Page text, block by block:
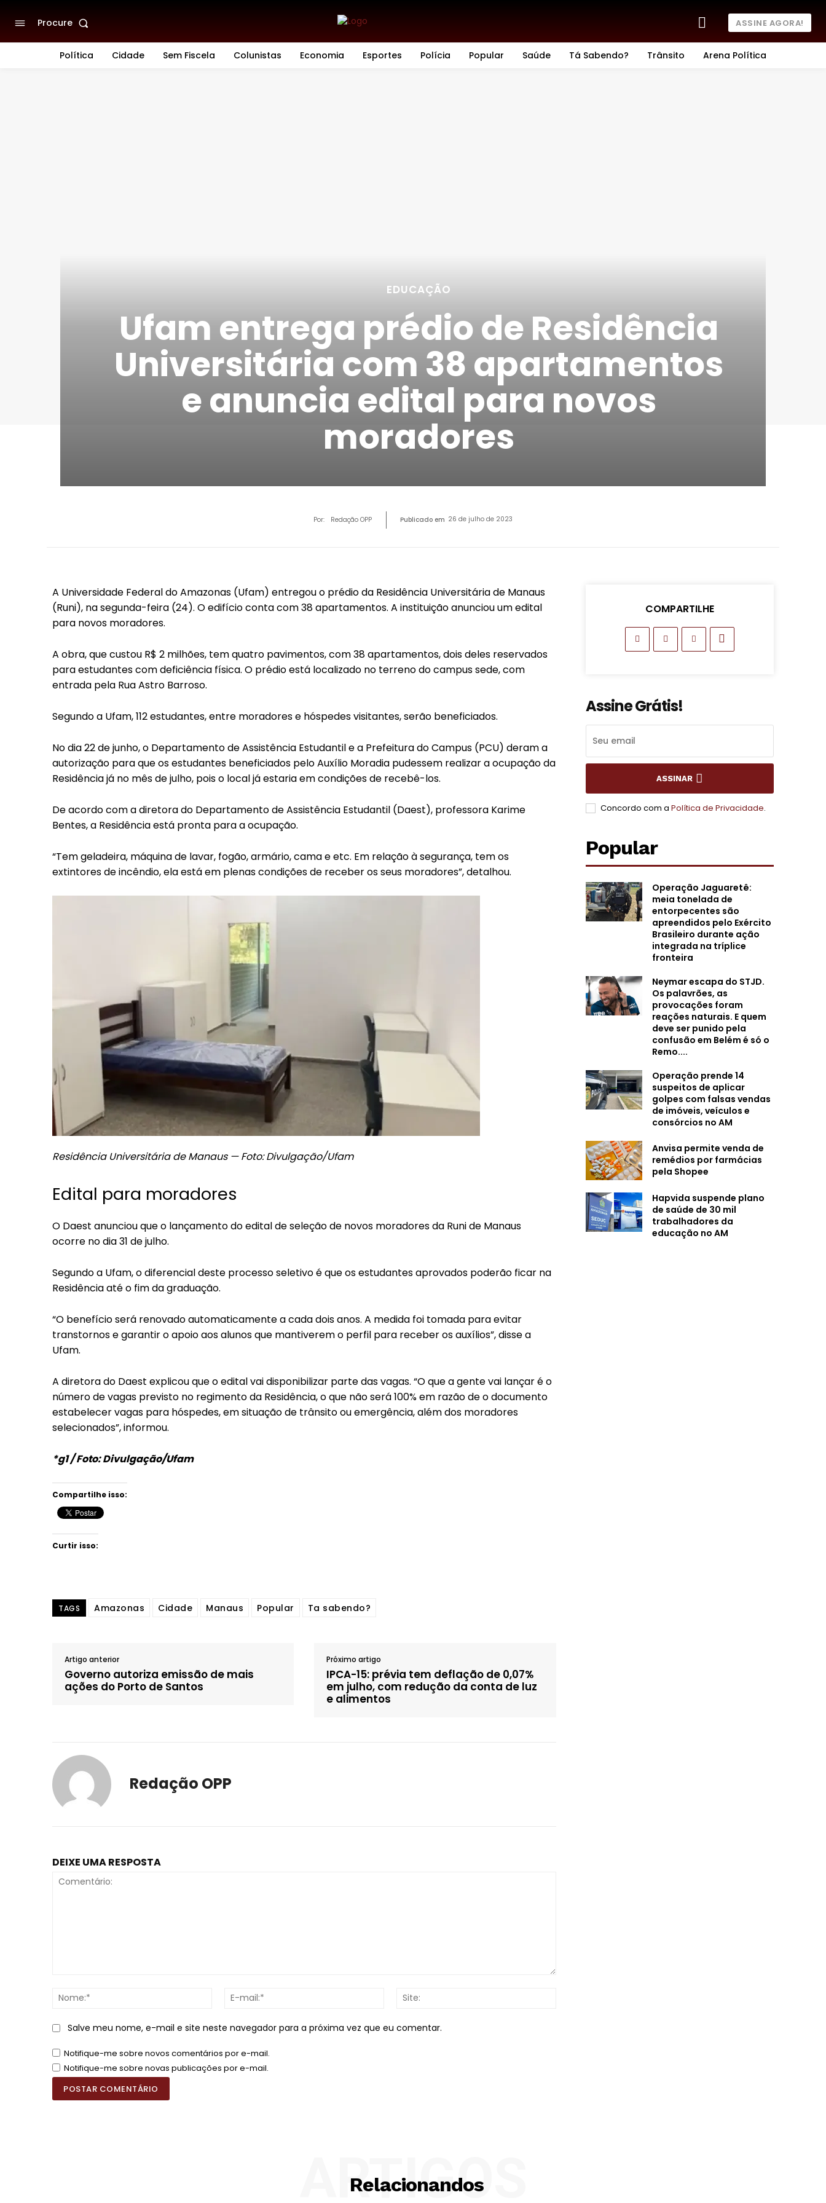
Procure ASSINE AGORA!
Política Cidade Sem Fiscela Colunistas Economia Esportes Polícia Popular Saúde Tá Sabendo? Trânsito Arena Política
EDUCAÇÃO
Ufam entrega prédio de Residência
Universitária com 38 apartamentos
e anuncia edital para novos
moradores
Por: Redação OPP Publicado em 26 de julho de 2023
A Universidade Federal do Amazonas (Ufam) entregou o prédio da Residência Universitária de Manaus
(Runi), na segunda-feira (24). O edifício conta com 38 apartamentos. A instituição anunciou um edital
para novos moradores.
A obra, que custou R$ 2 milhões, tem quatro pavimentos, com 38 apartamentos, dois deles reservados
para estudantes com deficiência física. O prédio está localizado no terreno do campus sede, com
entrada pela Rua Astro Barroso.
Segundo a Ufam, 112 estudantes, entre moradores e hóspedes visitantes, serão beneficiados.
No dia 22 de junho, o Departamento de Assistência Estudantil e a Prefeitura do Campus (PCU) deram a
autorização para que os estudantes beneficiados pelo Auxílio Moradia pudessem realizar a ocupação da
Residência já no mês de julho, pois o local já estaria em condições de recebê-los.
De acordo com a diretora do Departamento de Assistência Estudantil (Daest), professora Karime
Bentes, a Residência está pronta para a ocupação.
“Tem geladeira, máquina de lavar, fogão, armário, cama e etc. Em relação à segurança, tem os
extintores de incêndio, ela está em plenas condições de receber os seus moradores”, detalhou.
Residência Universitária de Manaus — Foto: Divulgação/Ufam
Edital para moradores
O Daest anunciou que o lançamento do edital de seleção de novos moradores da Runi de Manaus
ocorre no dia 31 de julho.
Segundo a Ufam, o diferencial deste processo seletivo é que os estudantes aprovados poderão ficar na
Residência até o fim da graduação.
“O benefício será renovado automaticamente a cada dois anos. A medida foi tomada para evitar
transtornos e garantir o apoio aos alunos que mantiverem o perfil para receber os auxílios”, disse a
Ufam.
A diretora do Daest explicou que o edital vai disponibilizar parte das vagas. “O que a gente vai lançar é o
número de vagas previsto no regimento da Residência, o que não será 100% em razão de o documento
estabelecer vagas para hóspedes, em situação de trânsito ou emergência, além dos moradores
selecionados”, informou.
*g1 / Foto: Divulgação/Ufam
Compartilhe isso:
Curtir isso:
TAGS Amazonas Cidade Manaus Popular Ta sabendo?
Artigo anterior
Governo autoriza emissão de mais
ações do Porto de Santos
Próximo artigo
IPCA-15: prévia tem deflação de 0,07%
em julho, com redução da conta de luz
e alimentos
Redação OPP
DEIXE UMA RESPOSTA
Nome:*
Salve meu nome, e-mail e site neste navegador para a próxima vez que eu comentar.
Notifique-me sobre novos comentários por e-mail.
Notifique-me sobre novas publicações por e-mail.
COMPARTILHE
Assine Grátis!
ASSINAR
Concordo com a Política de Privacidade.
Popular
Operação Jaguaretê:
meia tonelada de
entorpecentes são
apreendidos pelo Exército
Brasileiro durante ação
integrada na tríplice
fronteira
Neymar escapa do STJD.
Os palavrões, as
provocações foram
reações naturais. E quem
deve ser punido pela
confusão em Belém é só o
Remo....
Operação prende 14
suspeitos de aplicar
golpes com falsas vendas
de imóveis, veículos e
consórcios no AM
Anvisa permite venda de
remédios por farmácias
pela Shopee
Hapvida suspende plano
de saúde de 30 mil
trabalhadores da
educação no AM
Relacionandos
ARTIGOS